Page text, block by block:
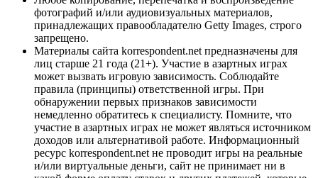
фотографий и/или аудиовизуальных материалов,
принадлежащих правообладателю Getty Images, строго
запрещено.
Материалы сайта korrespondent.net предназначены для
лиц старше 21 года (21+). Участие в азартных играх
может вызвать игровую зависимость. Соблюдайте
правила (принципы) ответственной игры. При
обнаружении первых признаков зависимости
немедленно обратитесь к специалисту. Помните, что
участие в азартных играх не может являться источником
доходов или альтернативой работе. Информационный
ресурс korrespondent.net не проводит игры на реальные
и/или виртуальные деньги, сайт не принимает ни в